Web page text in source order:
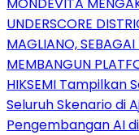
UNDERSCORE
MAGLIANO,
MEMBANGUN
HIKSEMI Tampilkan
Seluruh Skenario di
Pengembangan AI